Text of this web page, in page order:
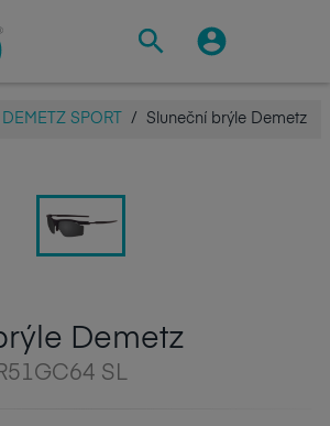
DEMETZ SPORT / Sluneční brýle Demetz
Demetz
SL